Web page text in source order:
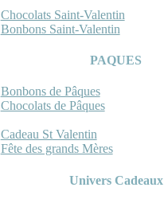
Chocolats Saint-Valentin
Bonbons Saint-Valentin
PAQUES
Bonbons de Pâques
Chocolats de Pâques
Cadeau St Valentin
Fête des grands Mères
Univers Cadeaux